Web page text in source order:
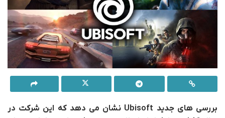
بررسی های جدید Ubisoft نشان می دهد که این شرکت در